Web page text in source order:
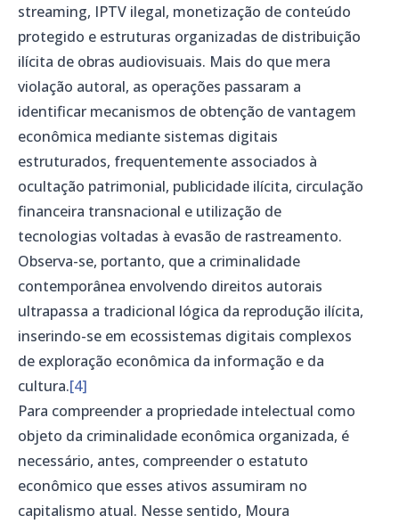
streaming, IPTV ilegal, monetização de conteúdo
protegido e estruturas organizadas de distribuição
ilícita de obras audiovisuais. Mais do que mera
violação autoral, as operações passaram a
identificar mecanismos de obtenção de vantagem
econômica mediante sistemas digitais
estruturados, frequentemente associados à
ocultação patrimonial, publicidade ilícita, circulação
financeira transnacional e utilização de
tecnologias voltadas à evasão de rastreamento.
Observa-se, portanto, que a criminalidade
contemporânea envolvendo direitos autorais
ultrapassa a tradicional lógica da reprodução ilícita,
inserindo-se em ecossistemas digitais complexos
de exploração econômica da informação e da
cultura.[4]
Para compreender a propriedade intelectual como
objeto da criminalidade econômica organizada, é
necessário, antes, compreender o estatuto
econômico que esses ativos assumiram no
capitalismo atual. Nesse sentido, Moura